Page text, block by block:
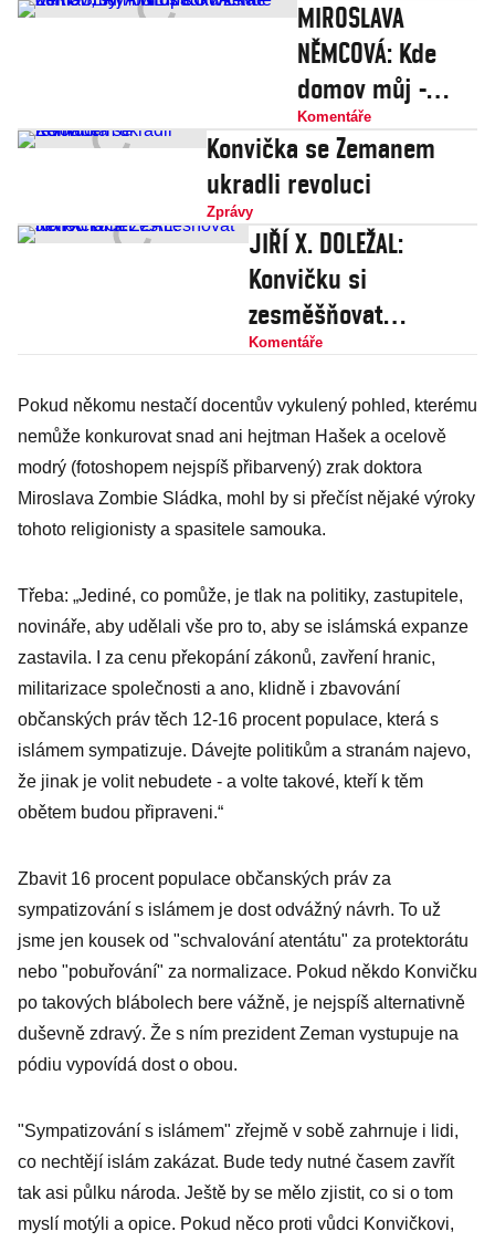
MIROSLAVA
NĚMCOVÁ: Kde
domov můj -
Miloš Konvička
Zeman, symbol
úpadku země
Komentáře
Konvička se Zemanem
ukradli revoluci
Zprávy
JIŘÍ X. DOLEŽAL:
Konvičku si
zesměšňovat
nenecháme!
Komentáře
Pokud někomu nestačí docentův vykulený pohled, kterému
nemůže konkurovat snad ani hejtman Hašek a ocelově
modrý (fotoshopem nejspíš přibarvený) zrak doktora
Miroslava Zombie Sládka, mohl by si přečíst nějaké výroky
tohoto religionisty a spasitele samouka.
Třeba: „Jediné, co pomůže, je tlak na politiky, zastupitele,
novináře, aby udělali vše pro to, aby se islámská expanze
zastavila. I za cenu překopání zákonů, zavření hranic,
militarizace společnosti a ano, klidně i zbavování
občanských práv těch 12-16 procent populace, která s
islámem sympatizuje. Dávejte politikům a stranám najevo,
že jinak je volit nebudete - a volte takové, kteří k těm
obětem budou připraveni.“
Zbavit 16 procent populace občanských práv za
sympatizování s islámem je dost odvážný návrh. To už
jsme jen kousek od "schvalování atentátu" za protektorátu
nebo "pobuřování" za normalizace. Pokud někdo Konvičku
po takových blábolech bere vážně, je nejspíš alternativně
duševně zdravý. Že s ním prezident Zeman vystupuje na
pódiu vypovídá dost o obou.
"Sympatizování s islámem" zřejmě v sobě zahrnuje i lidi,
co nechtějí islám zakázat. Bude tedy nutné časem zavřít
tak asi půlku národa. Ještě by se mělo zjistit, co si o tom
myslí motýli a opice. Pokud něco proti vůdci Konvičkovi,